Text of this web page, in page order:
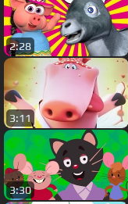
2:28
3:11
3:30